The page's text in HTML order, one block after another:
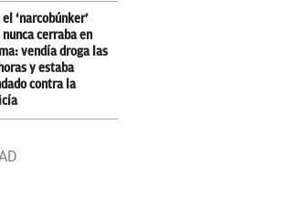
el ‘narcobúnker’
nunca cerraba en
vendía droga las
y estaba
contra la